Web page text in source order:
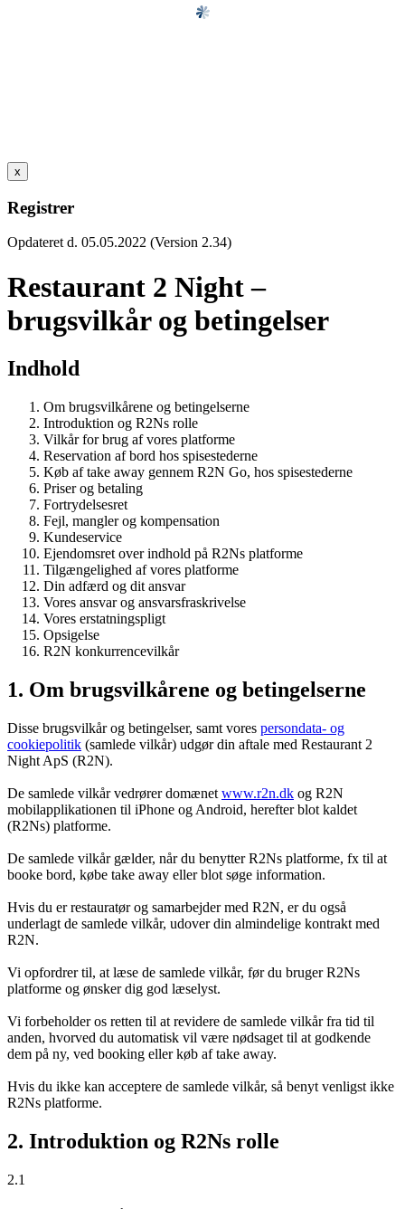
x
Registrer
Opdateret d. 05.05.2022 (Version 2.34)
Restaurant 2 Night –
brugsvilkår og betingelser
Indhold
Om brugsvilkårene og betingelserne
Introduktion og R2Ns rolle
Vilkår for brug af vores platforme
Reservation af bord hos spisestederne
Køb af take away gennem R2N Go, hos spisestederne
Priser og betaling
Fortrydelsesret
Fejl, mangler og kompensation
Kundeservice
Ejendomsret over indhold på R2Ns platforme
Tilgængelighed af vores platforme
Din adfærd og dit ansvar
Vores ansvar og ansvarsfraskrivelse
Vores erstatningspligt
Opsigelse
R2N konkurrencevilkår
1. Om brugsvilkårene og betingelserne
Disse brugsvilkår og betingelser, samt vores persondata- og
cookiepolitik (samlede vilkår) udgør din aftale med Restaurant 2
Night ApS (R2N).
De samlede vilkår vedrører domænet www.r2n.dk og R2N
mobilapplikationen til iPhone og Android, herefter blot kaldet
(R2Ns) platforme.
De samlede vilkår gælder, når du benytter R2Ns platforme, fx til at
booke bord, købe take away eller blot søge information.
Hvis du er restauratør og samarbejder med R2N, er du også
underlagt de samlede vilkår, udover din almindelige kontrakt med
R2N.
Vi opfordrer til, at læse de samlede vilkår, før du bruger R2Ns
platforme og ønsker dig god læselyst.
Vi forbeholder os retten til at revidere de samlede vilkår fra tid til
anden, hvorved du automatisk vil være nødsaget til at godkende
dem på ny, ved booking eller køb af take away.
Hvis du ikke kan acceptere de samlede vilkår, så benyt venligst ikke
R2Ns platforme.
2. Introduktion og R2Ns rolle
2.1